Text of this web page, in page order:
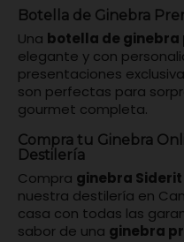
Botella de Ginebra
Una botella de ginebra
elegante y con
presentaciones
son perfectas para
gourmet completa.
Compra tu Ginebra
Destilería
Compra ginebra Siderit
nuestra destilería en
casa con todas las
sabor de una ginebra